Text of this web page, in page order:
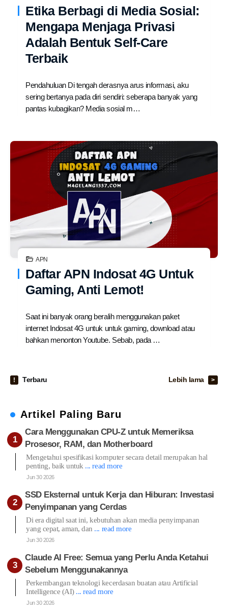
Etika Berbagi di Media Sosial:
Mengapa Menjaga Privasi
Adalah Bentuk Self-Care
Terbaik
Pendahuluan Di tengah derasnya arus informasi, aku
sering bertanya pada diri sendiri: seberapa banyak yang
pantas kubagikan? Media sosial m…
Daftar APN Indosat 4G Untuk
Gaming, Anti Lemot!
Saat ini banyak orang beralih menggunakan paket
internet Indosat 4G untuk untuk gaming, download atau
bahkan menonton Youtube. Sebab, pada …
APN
Terbaru Lebih lama
Artikel Paling Baru
Cara Menggunakan CPU-Z untuk Memeriksa
Prosesor, RAM, dan Motherboard
Mengetahui spesifikasi komputer secara detail merupakan hal
penting, baik untuk ... read more
Jun 30 2026
SSD Eksternal untuk Kerja dan Hiburan: Investasi
Penyimpanan yang Cerdas
Di era digital saat ini, kebutuhan akan media penyimpanan
yang cepat, aman, dan ... read more
Jun 30 2026
Claude AI Free: Semua yang Perlu Anda Ketahui
Sebelum Menggunakannya
Perkembangan teknologi kecerdasan buatan atau Artificial
Intelligence (AI) ... read more
Jun 30 2026